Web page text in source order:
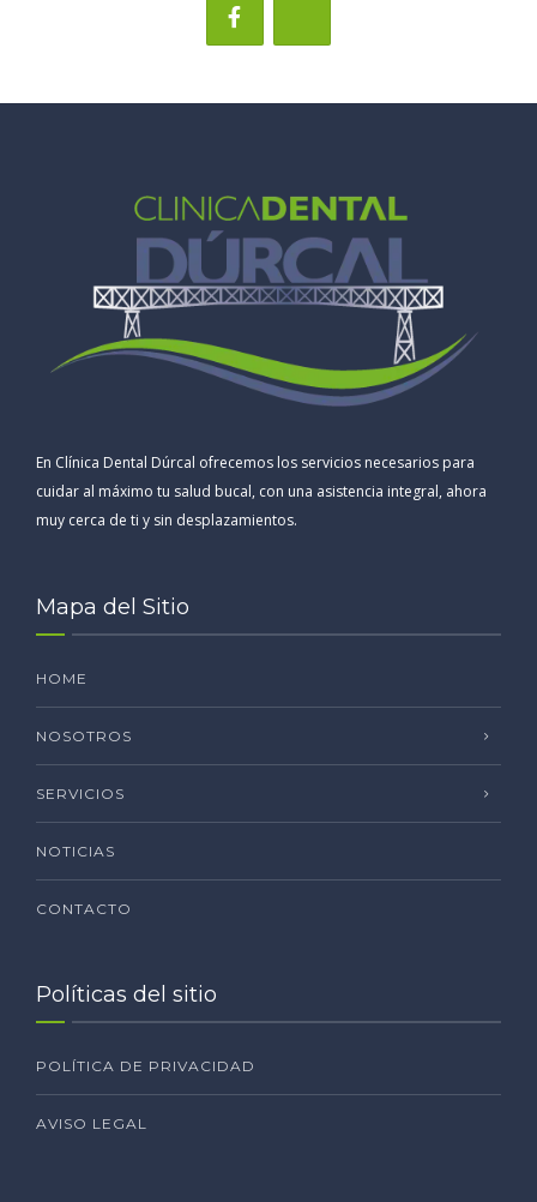
En Clínica Dental Dúrcal ofrecemos los servicios necesarios para
cuidar al máximo tu salud bucal, con una asistencia integral, ahora
muy cerca de ti y sin desplazamientos.
Mapa del Sitio
HOME
NOSOTROS
SERVICIOS
NOTICIAS
CONTACTO
Políticas del sitio
POLÍTICA DE PRIVACIDAD
AVISO LEGAL